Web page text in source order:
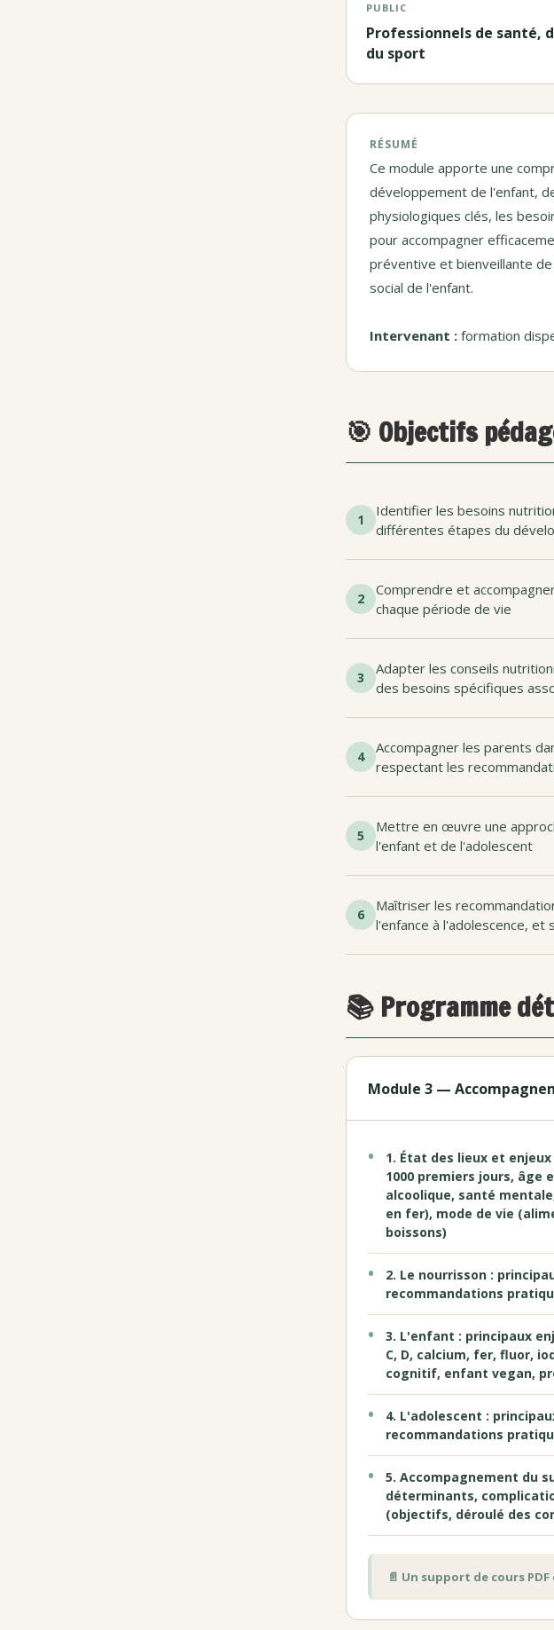
PUBLIC
Professionnels de santé,
du sport
RÉSUMÉ
Ce module apporte une
développement de l'enfant,
physiologiques clés, les
pour accompagner
préventive et bienveillante
social de l'enfant.
Intervenant :formation
🎯 Objectifs
1
Identifier les besoins
différentes étapes du
2
Comprendre et
chaque période de vie
3
Adapter les conseils
des besoins spécifiques
4
Accompagner les parents
respectant les
5
Mettre en œuvre une
l'enfant et de l'adolescent
6
Maîtriser les
l'enfance à l'adolescence,
📚 Programme
Module 3 —
1. État des lieux et
1000 premiers jours,
alcoolique, santé
en fer), mode de vie
boissons)
2. Le nourrisson :
recommandations
3. L'enfant : principaux
C, D, calcium, fer, fluor,
cognitif, enfant vegan,
4. L'adolescent :
recommandations
5. Accompagnement du
déterminants,
(objectifs, déroulé des
📄 Un support de cours